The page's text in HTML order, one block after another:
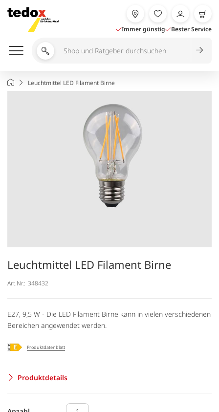
Inhalt
springen
Immer günstig Bester Service
Shop
durchsuchen
StartseiteLeuchtmittel LED Filament Birne
Leuchtmittel LED Filament Birne
Art.Nr.: 348432
E27, 9,5 W - Die LED Filament Birne kann in vielen verschiedenen
Bereichen angewendet werden.
Produktdatenblatt
Produktdetails